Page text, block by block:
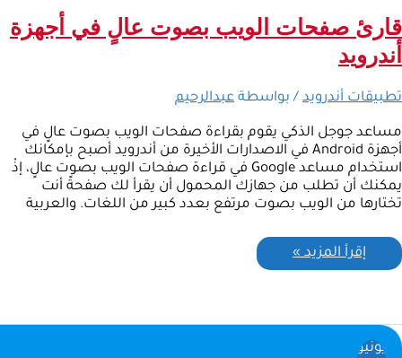
قارئ صفحات الويب بصوت عالٍ في أجهزة
أندرويد
تطبيقات أندرويد / بواسطة عبدالرحيم
مساعد جوجل الذكي يقوم بقراءة صفحات الويب بصوت عالٍ في
أجهزة Android في الاصدارات الأخيرة من أندرويد أصبح بإمكانك
استخدام مساعد Google في قراءة صفحات الويب بصوت عالٍ، إذْ
يمكنك أن تطلب من جهازك المحمول أن يقرأ لك صفحةً أنت
تختارها من الويب بصوت مرتفع بعدد كبير من اللغات. والعربية
إقرأ المزيد »
يونيو